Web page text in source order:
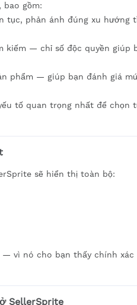
gồm:
tục, phản ánh đúng xu hướng
kiếm — chỉ số độc quyền giúp
phẩm — giúp bạn đánh giá
tố quan trọng nhất để chọn
sẽ hiển thị toàn bộ:
vì nó cho bạn thấy chính xác
SellerSprite